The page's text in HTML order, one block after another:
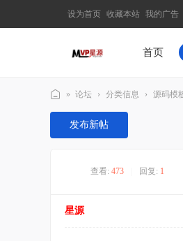
设为首页 收藏本站 我的广告
首页
M
» 论坛 › 分类信息 › 源码模
发布新帖
查看: 473 回复: 1
星源